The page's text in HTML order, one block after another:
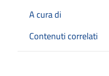
A cura di
Contenuti correlati